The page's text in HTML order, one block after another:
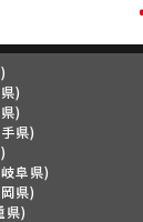
)
)
県)
阜県)
県)
県)